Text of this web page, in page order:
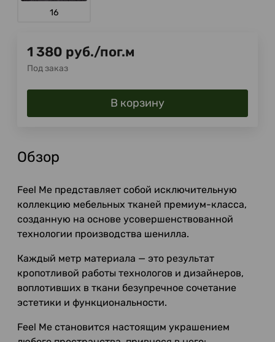
16
1 380 руб./пог.м
Под заказ
В корзину
Обзор
Feel Me представляет собой исключительную
коллекцию мебельных тканей премиум-класса,
созданную на основе усовершенствованной
технологии производства шенилла.
Каждый метр материала — это результат
кропотливой работы технологов и дизайнеров,
воплотивших в ткани безупречное сочетание
эстетики и функциональности.
Feel Me становится настоящим украшением